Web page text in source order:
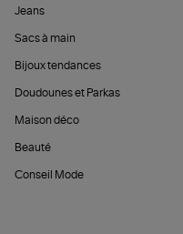
Jeans
Sacs à main
Bijoux tendances
Doudounes et Parkas
Maison déco
Beauté
Conseil Mode